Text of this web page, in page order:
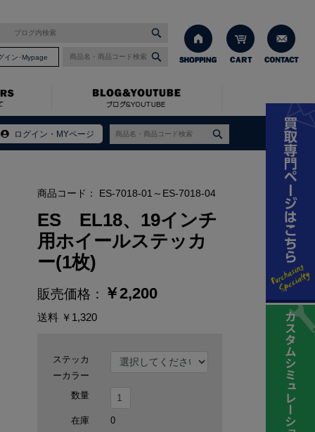
イン･Mypage
ログイン・MYページ
ステッカー(1枚)
商品コード： ES-7018-01～ES-7018-04
ES EL18、19インチ
用ホイールステッカ
ー(1枚)
販売価格： ￥2,200
送料 ￥1,320
ステッカ
ーカラー
数量
在庫 0